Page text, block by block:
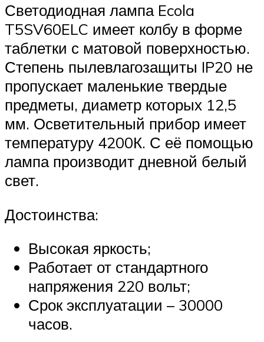
Светодиодная лампа Ecola
T5SV60ELC имеет колбу в форме
таблетки с матовой поверхностью.
Степень пылевлагозащиты IP20 не
пропускает маленькие твердые
предметы, диаметр которых 12,5
мм. Осветительный прибор имеет
температуру 4200К. С её помощью
лампа производит дневной белый
свет.
Достоинства:
Высокая яркость;
Работает от стандартного
напряжения 220 вольт;
Срок эксплуатации – 30000
часов.